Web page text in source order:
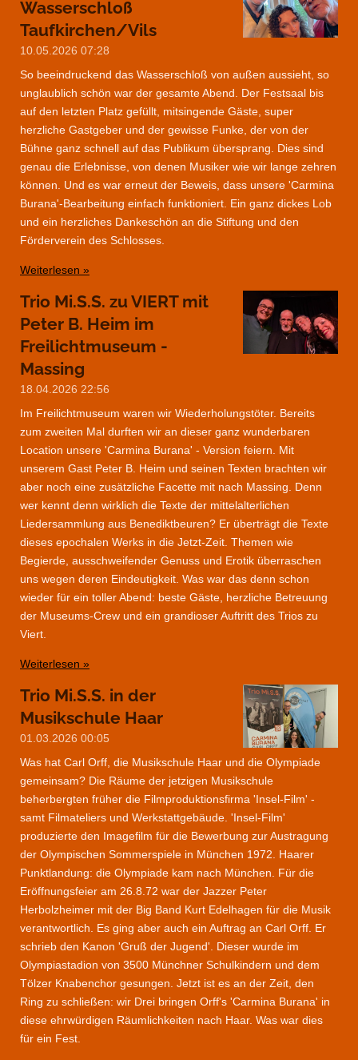
Wasserschloß
Taufkirchen/Vils
10.05.2026 07:28
So beeindruckend das Wasserschloß von außen aussieht, so
unglaublich schön war der gesamte Abend. Der Festsaal bis
auf den letzten Platz gefüllt, mitsingende Gäste, super
herzliche Gastgeber und der gewisse Funke, der von der
Bühne ganz schnell auf das Publikum übersprang. Dies sind
genau die Erlebnisse, von denen Musiker wie wir lange zehren
können. Und es war erneut der Beweis, dass unsere 'Carmina
Burana'-Bearbeitung einfach funktioniert. Ein ganz dickes Lob
und ein herzliches Dankeschön an die Stiftung und den
Förderverein des Schlosses.
Weiterlesen »
Trio Mi.S.S. zu VIERT mit
Peter B. Heim im
Freilichtmuseum -
Massing
18.04.2026 22:56
Im Freilichtmuseum waren wir Wiederholungstöter. Bereits
zum zweiten Mal durften wir an dieser ganz wunderbaren
Location unsere 'Carmina Burana' - Version feiern. Mit
unserem Gast Peter B. Heim und seinen Texten brachten wir
aber noch eine zusätzliche Facette mit nach Massing. Denn
wer kennt denn wirklich die Texte der mittelalterlichen
Liedersammlung aus Benediktbeuren? Er überträgt die Texte
dieses epochalen Werks in die Jetzt-Zeit. Themen wie
Begierde, ausschweifender Genuss und Erotik überraschen
uns wegen deren Eindeutigkeit. Was war das denn schon
wieder für ein toller Abend: beste Gäste, herzliche Betreuung
der Museums-Crew und ein grandioser Auftritt des Trios zu
Viert.
Weiterlesen »
Trio Mi.S.S. in der
Musikschule Haar
01.03.2026 00:05
Was hat Carl Orff, die Musikschule Haar und die Olympiade
gemeinsam? Die Räume der jetzigen Musikschule
beherbergten früher die Filmproduktionsfirma 'Insel-Film' -
samt Filmateliers und Werkstattgebäude. 'Insel-Film'
produzierte den Imagefilm für die Bewerbung zur Austragung
der Olympischen Sommerspiele in München 1972. Haarer
Punktlandung: die Olympiade kam nach München. Für die
Eröffnungsfeier am 26.8.72 war der Jazzer Peter
Herbolzheimer mit der Big Band Kurt Edelhagen für die Musik
verantwortlich. Es ging aber auch ein Auftrag an Carl Orff. Er
schrieb den Kanon 'Gruß der Jugend'. Dieser wurde im
Olympiastadion von 3500 Münchner Schulkindern und dem
Tölzer Knabenchor gesungen. Jetzt ist es an der Zeit, den
Ring zu schließen: wir Drei bringen Orff's 'Carmina Burana' in
diese ehrwürdigen Räumlichkeiten nach Haar. Was war dies
für ein Fest.